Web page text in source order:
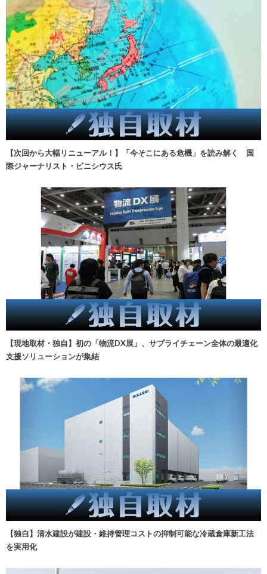
【次回から大幅リニューアル！】「今そこにある危機」を読み解く 国
際ジャーナリスト・ビニシウス氏
【現地取材・独自】初の「物流DX展」、サプライチェーン全体の最適化
支援ソリューションが集結
【独自】清水建設が建設・維持管理コストの抑制可能な冷蔵倉庫新工法
を実用化